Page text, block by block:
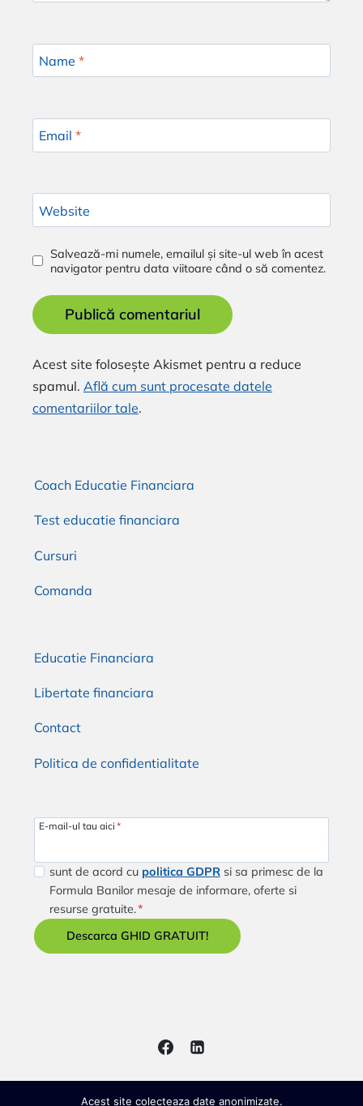
Name *
Email *
Website
Salvează-mi numele, emailul și site-ul web în acest
navigator pentru data viitoare când o să comentez.
Alternative:
Acest site folosește Akismet pentru a reduce
spamul. Află cum sunt procesate datele
comentariilor tale.
Coach Educatie Financiara
Test educatie financiara
Cursuri
Comanda
Educatie Financiara
Libertate financiara
Contact
Politica de confidentialitate
E-mail-ul tau aici *
sunt de acord cu politica GDPRsi sa primesc de la
Formula Banilor mesaje de informare, oferte si
resurse gratuite.*
Descarca GHID GRATUIT!
© 2016 - 2026 Andrei Visan
Acest site colecteaza date anonimizate.